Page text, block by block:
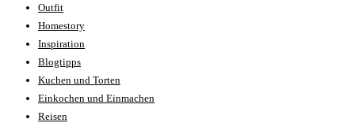
Outfit
Homestory
Inspiration
Blogtipps
Kuchen und Torten
Einkochen und Einmachen
Reisen